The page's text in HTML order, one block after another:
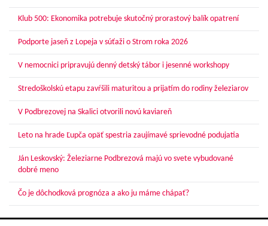
Klub 500: Ekonomika potrebuje skutočný prorastový balík opatrení
Podporte jaseň z Lopeja v súťaži o Strom roka 2026
V nemocnici pripravujú denný detský tábor i jesenné workshopy
Stredoškolskú etapu zavŕšili maturitou a prijatím do rodiny železiarov
V Podbrezovej na Skalici otvorili novú kaviareň
Leto na hrade Ľupča opäť spestria zaujímavé sprievodné podujatia
Ján Leskovský: Železiarne Podbrezová majú vo svete vybudované
dobré meno
Čo je dôchodková prognóza a ako ju máme chápať?